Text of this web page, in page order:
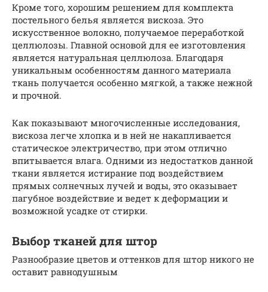
Кроме того, хорошим решением для комплекта
постельного белья является вискоза. Это
искусственное волокно, получаемое переработкой
целлюлозы. Главной основой для ее изготовления
является натуральная целлюлоза. Благодаря
уникальным особенностям данного материала
ткань получается особенно мягкой, а также нежной
и прочной.
Как показывают многочисленные исследования,
вискоза легче хлопка и в ней не накапливается
статическое электричество, при этом отлично
впитывается влага. Одними из недостатков данной
ткани является истирание под воздействием
прямых солнечных лучей и воды, это оказывает
пагубное воздействие и ведет к деформации и
возможной усадке от стирки.
Выбор тканей для штор
Разнообразие цветов и оттенков для штор никого не
оставит равнодушным